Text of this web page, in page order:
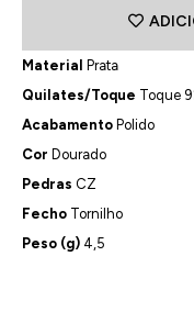
Material Prata
Quilates/Toque Toque
Acabamento Polido
Cor Dourado
Pedras CZ
Fecho Tornilho
Peso (g) 4,5